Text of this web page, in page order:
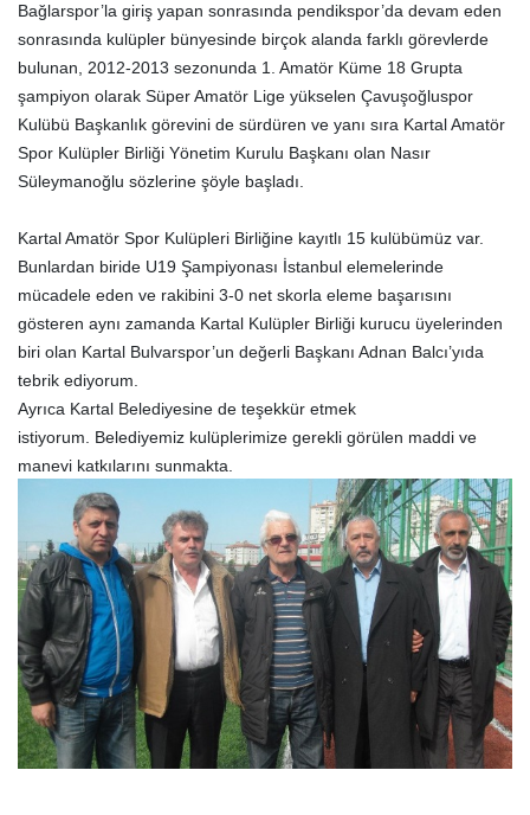
Bağlarspor’la giriş yapan sonrasında pendikspor’da devam eden
sonrasında kulüpler bünyesinde birçok alanda farklı görevlerde
bulunan, 2012-2013 sezonunda 1. Amatör Küme 18 Grupta
şampiyon olarak Süper Amatör Lige yükselen Çavuşoğluspor
Kulübü Başkanlık görevini de sürdüren ve yanı sıra Kartal Amatör
Spor Kulüpler Birliği Yönetim Kurulu Başkanı olan Nasır
Süleymanoğlu sözlerine şöyle başladı.
Kartal Amatör Spor Kulüpleri Birliğine kayıtlı 15 kulübümüz var.
Bunlardan biride U19 Şampiyonası İstanbul elemelerinde
mücadele eden ve rakibini 3-0 net skorla eleme başarısını
gösteren aynı zamanda Kartal Kulüpler Birliği kurucu üyelerinden
biri olan Kartal Bulvarspor’un değerli Başkanı Adnan Balcı’yıda
tebrik ediyorum.
Ayrıca Kartal Belediyesine de teşekkür etmek
istiyorum. Belediyemiz kulüplerimize gerekli görülen maddi ve
manevi katkılarını sunmakta.